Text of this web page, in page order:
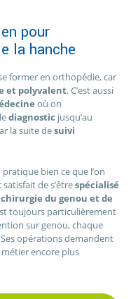
pour
la hanche
former en orthopédie, car
et polyvalent. C’est aussi
où on
diagnostic jusqu’au
la suite desuivi
bien ce que l’on
de s’êtrespécialisé
du genou et de
toujours particulièrement
sur genou, chaque
opérations demandent
encore plus